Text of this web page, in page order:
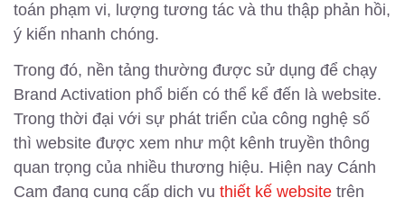
toán phạm vi, lượng tương tác và thu thập phản hồi,
ý kiến nhanh chóng.
Trong đó, nền tảng thường được sử dụng để chạy
Brand Activation phổ biến có thể kể đến là website.
Trong thời đại với sự phát triển của công nghệ số
thì website được xem như một kênh truyền thông
quan trọng của nhiều thương hiệu. Hiện nay Cánh
Cam đang cung cấp dịch vụ thiết kế website trên